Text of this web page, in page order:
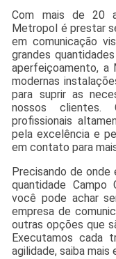
Com mais de 20
Metropol é prestar
em comunicação
grandes
aperfeiçoamento, a
modernas
para suprir as
nossos clientes.
profissionais
pela excelência e
em contato para
Precisando de
quantidade Campo
você pode achar
empresa de
outras opções que
Executamos cada
agilidade, saiba